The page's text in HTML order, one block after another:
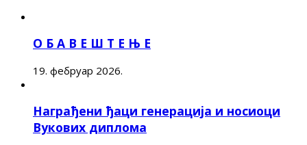
О Б А В Е Ш Т Е Њ Е
19. фебруар 2026.
Награђени ђаци генерација и носиоци
Вукових диплома